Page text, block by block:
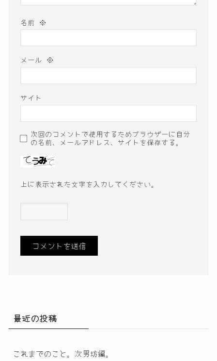
名前 ※
メール ※
サイト
次回のコメントで使用するためブラウザーに自分
の名前、メールアドレス、サイトを保存する。
上に表示された文字を入力してください。
最近の投稿
これまでのこと。次男坊編。